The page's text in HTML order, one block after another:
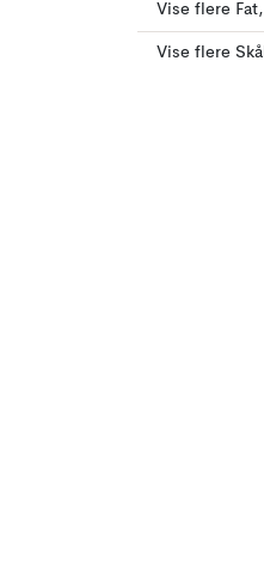
Vise flere
Vise flere